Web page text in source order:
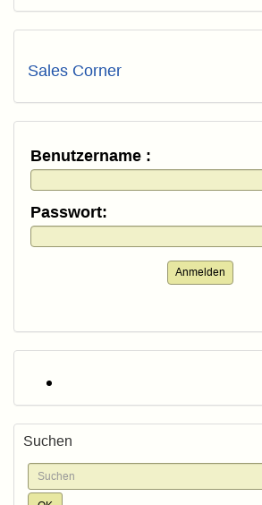
Sales Corner
Benutzername :
Passwort:
Anmelden
Suchen